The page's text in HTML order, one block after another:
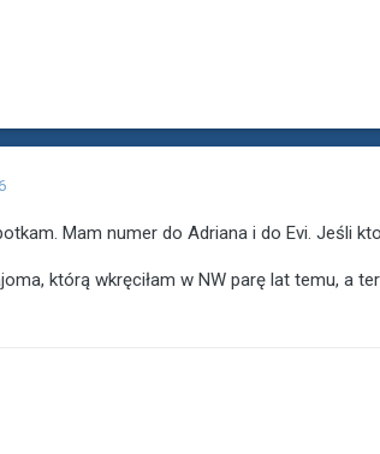
Mam numer do Adriana i do Evi. Jeśli
którą wkręciłam w NW parę lat temu, a